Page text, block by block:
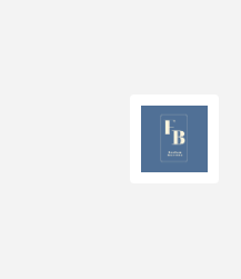
ПЕРЕЙТИ НА